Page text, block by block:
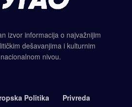
izvor informacija o najvažnijim
dešavanjima i kulturnim
nivou.
Politika
Privreda